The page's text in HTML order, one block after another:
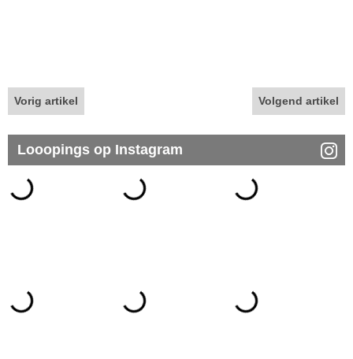
Vorig artikel Volgend artikel
Looopings op Instagram